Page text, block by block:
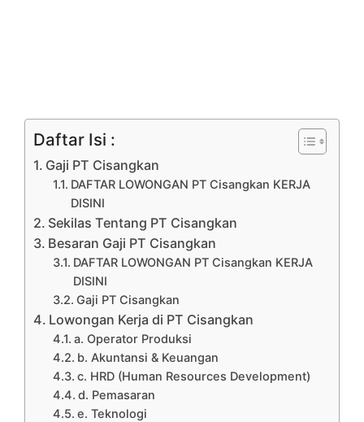
Daftar Isi :
Gaji PT Cisangkan
DAFTAR LOWONGAN PT Cisangkan KERJA
DISINI
Sekilas Tentang PT Cisangkan
Besaran Gaji PT Cisangkan
DAFTAR LOWONGAN PT Cisangkan KERJA
DISINI
Gaji PT Cisangkan
Lowongan Kerja di PT Cisangkan
a. Operator Produksi
b. Akuntansi & Keuangan
c. HRD (Human Resources Development)
d. Pemasaran
e. Teknologi